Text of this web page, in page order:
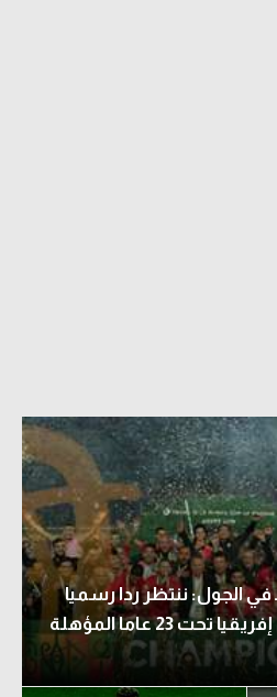
في الجول: ننتظر ردا رسميا
بشأن استضافة كأس إفريقيا تحت 23 عاما المؤهلة